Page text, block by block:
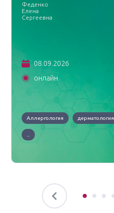
Феденко
Елена
Сергеевна
08.09.2026
онлайн
Аллергология дерматология